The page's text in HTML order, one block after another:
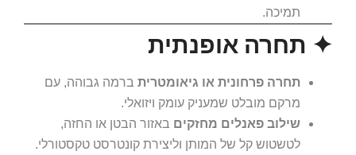
תמיכה.
✦ תחרה אופנתית
תחרה פרחונית או גיאומטרית ברמה גבוהה, עם
מרקם מובלט שמעניק עומק ויזואלי.
שילוב פאנלים מחזקים באזור הבטן או החזה,
לטשטוש קל של המותן וליצירת קונטרסט טקסטורלי.